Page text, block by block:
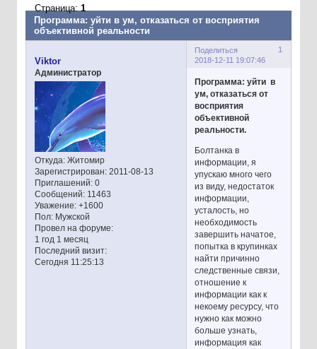
Программа: уйти в ум, отказаться от восприятия
объективной реальности
Страница:1
Поделиться
1
2018-12-11 19:07:46
Viktor
Администратор
Откуда:Житомир
Зарегистрирован: 2011-08-13
Приглашений:0
Сообщений:11463
Уважение: +1600
Пол:Мужской
Провел на форуме:
1 год 1 месяц
Последний визит:
Сегодня 11:25:13
Программа: уйти в
ум, отказаться от
восприятия
объективной
реальности.
Болтанка в
информации, я
упускаю много чего
из виду, недостаток
информации,
усталость, но
необходимость
завершить начатое,
попытка в крупинках
найти причинно
следственные связи,
отношение к
информации как к
некоему ресурсу, что
нужно как можно
больше узнать,
информация как